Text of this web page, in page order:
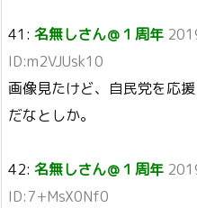
41: 名無しさん＠１周年
ID:m2VJUsk10
画像見たけど、自民党を応
だなとしか。
42: 名無しさん＠１周年
ID:7+MsX0Nf0